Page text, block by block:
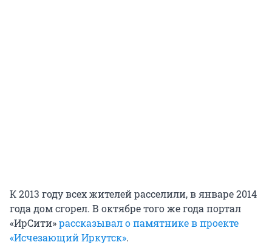
К 2013 году всех жителей расселили, в январе 2014
года дом сгорел. В октябре того же года портал
«ИрСити»рассказывал о памятнике в проекте
«Исчезающий Иркутск».